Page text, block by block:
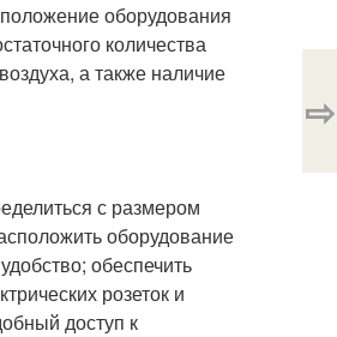
оборудования
количества
а также наличие
с размером
оборудование
обеспечить
розеток и
доступ к
⇨